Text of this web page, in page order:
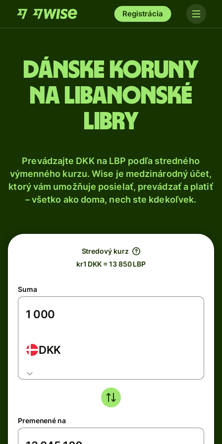
Registrácia
Dánske koruny
na libanonské
libry
Prevádzajte DKK na LBP podľa stredného
výmenného kurzu. Wise je medzinárodný účet,
ktorý vám umožňuje posielať, prevádzať a platiť
– všetko ako doma, nech ste kdekoľvek.
Stredový kurz
kr1 DKK = 13 850 LBP
Suma
DKK
Premenené na